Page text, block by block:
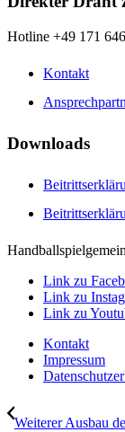
Hotline +49 171
Kontakt
Downloads
Link zu
Link zu
Link zu
Kontakt
Impressum
Weiterer Ausbau